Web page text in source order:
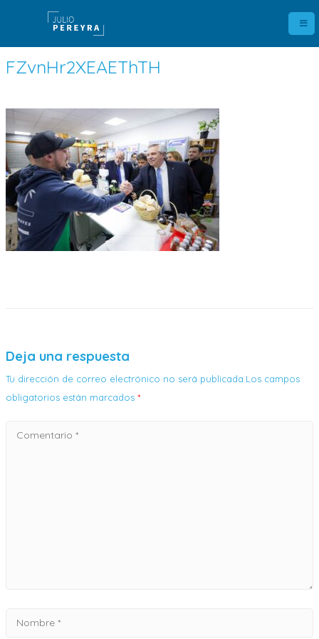
FZvnHr2XEAEThTH
Deja una respuesta
Tu dirección de correo electrónico no será publicada.Los campos
obligatorios están marcados *